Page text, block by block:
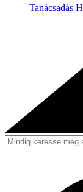
Tanácsadás